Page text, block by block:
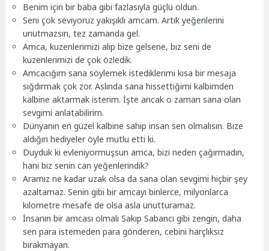
Benim için bir baba gibi fazlasıyla güçlü oldun.
Seni çok seviyoruz yakışıklı amcam. Artık yeğenlerini
unutmazsın, tez zamanda gel.
Amca, kuzenlerimizi alıp bize gelsene, biz seni de
kuzenlerimizi de çok özledik.
Amcacığım sana söylemek istediklerimi kısa bir mesaja
sığdırmak çok zor. Aslında sana hissettiğimi kalbimden
kalbine aktarmak isterim. İşte ancak o zaman sana olan
sevgimi anlatabilirim.
Dünyanın en güzel kalbine sahip insan sen olmalısın. Bize
aldığın hediyeler öyle mutlu etti ki.
Duyduk ki evleniyormuşsun amca, bizi neden çağırmadın,
hani biz senin can yeğenlerindik?
Aramız ne kadar uzak olsa da sana olan sevgimi hiçbir şey
azaltamaz. Senin gibi bir amcayı binlerce, milyonlarca
kilometre mesafe de olsa asla unutturamaz.
İnsanın bir amcası olmalı Sakıp Sabancı gibi zengin, daha
sen para istemeden para gönderen, cebini harçlıksız
bırakmayan.